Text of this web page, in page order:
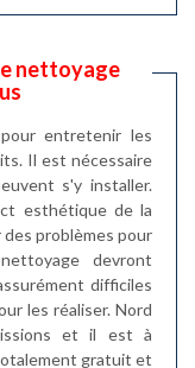
nettoyage
entretenir les
Il est nécessaire
s'y installer.
esthétique de la
problèmes pour
devront
difficiles
les réaliser. Nord
et il est à
gratuit et